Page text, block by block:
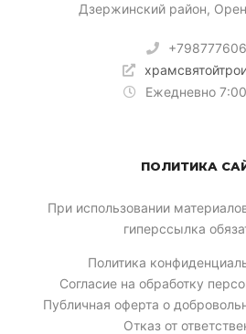
Дзержинский район,
Ежедневно
ПОЛИТИКА
При использовании
гиперссылка
Политика
Согласие на обработку
Публичная оферта о
Отказ от